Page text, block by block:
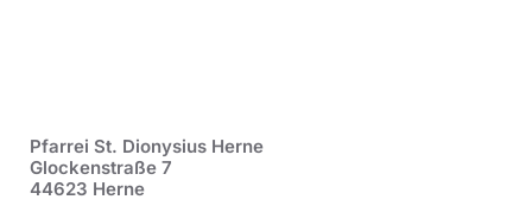
Pfarrei St. Dionysius Herne
Glockenstraße 7
44623 Herne